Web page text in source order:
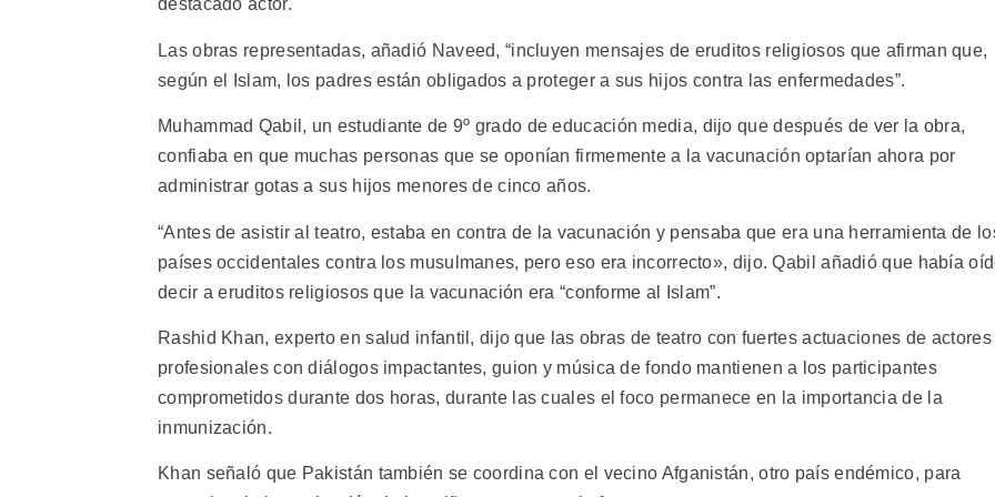
destacado actor.
Las obras representadas, añadió Naveed, “incluyen mensajes de eruditos religiosos que afirman que,
según el Islam, los padres están obligados a proteger a sus hijos contra las enfermedades”.
Muhammad Qabil, un estudiante de 9º grado de educación media, dijo que después de ver la obra,
confiaba en que muchas personas que se oponían firmemente a la vacunación optarían ahora por
administrar gotas a sus hijos menores de cinco años.
“Antes de asistir al teatro, estaba en contra de la vacunación y pensaba que era una herramienta de
países occidentales contra los musulmanes, pero eso era incorrecto», dijo. Qabil añadió que había
decir a eruditos religiosos que la vacunación era “conforme al Islam”.
Rashid Khan, experto en salud infantil, dijo que las obras de teatro con fuertes actuaciones de actores
profesionales con diálogos impactantes, guion y música de fondo mantienen a los participantes
comprometidos durante dos horas, durante las cuales el foco permanece en la importancia de la
inmunización.
Khan señaló que Pakistán también se coordina con el vecino Afganistán, otro país endémico, para